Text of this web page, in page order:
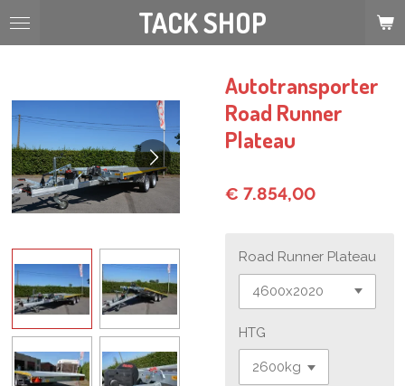
Ga
hoofdinhoud
TACK SHOP
Autotransporter
Road Runner
Plateau
€ 7.854,00
Road Runner Plateau
HTG